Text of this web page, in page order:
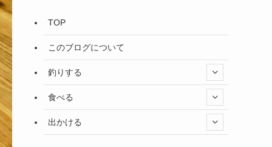
TOP
このブログについて
釣りする
食べる
出かける